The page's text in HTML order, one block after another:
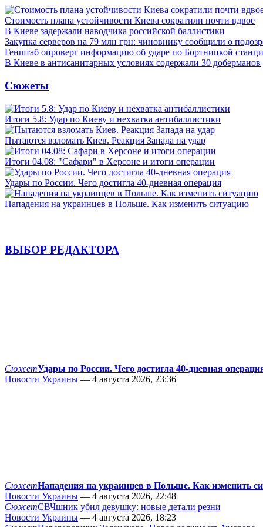
Стоимость плана устойчивости Киева сократили почти вдвое
В Киеве задержали наводчика российской баллистики
Закупка серверов на 79 млн грн: чиновнику сообщили о
Генштаб опроверг информацию об ударе по Бортницкой
В Киеве в антисанитарных условиях содержали 30 доберманов
Сюжеты
Итоги 5.8: Удар по Киеву и нехватка антибаллистики
Пытаются взломать Киев. Реакция Запада на удар
Итоги 04.08: "Сафари" в Херсоне и итоги операции
Удары по России. Чего достигла 40-дневная операция
Нападения на украинцев в Польше. Как изменить ситуацию
ВЫБОР РЕДАКТОРА
СюжетУдары по России. Чего достигла 40-дневная
Новости Украины — 4 августа 2026, 23:36
СюжетНападения на украинцев в Польше. Как изменить
Новости Украины — 4 августа 2026, 22:48
СюжетСВЧшник убил девушку: новые детали резни
Новости Украины — 4 августа 2026, 18:23